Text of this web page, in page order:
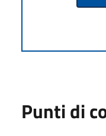
Punti di